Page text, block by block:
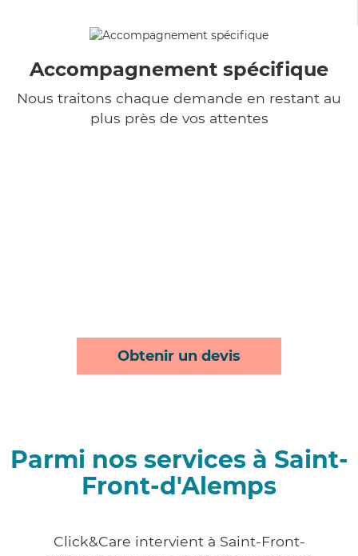
Accompagnement spécifique
Nous traitons chaque demande en restant au
plus près de vos attentes
Obtenir un devis
Parmi nos services à Saint-
Front-d'Alemps
Click&Care intervient à Saint-Front-